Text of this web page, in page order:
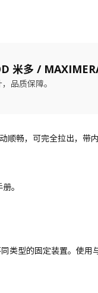
米多 /
品质保障。
顺畅，可完全拉出，带
。
类型的固定装置。使用